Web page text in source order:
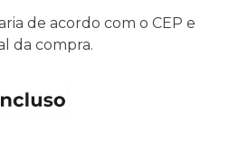
de acordo com o CEP e
da compra.